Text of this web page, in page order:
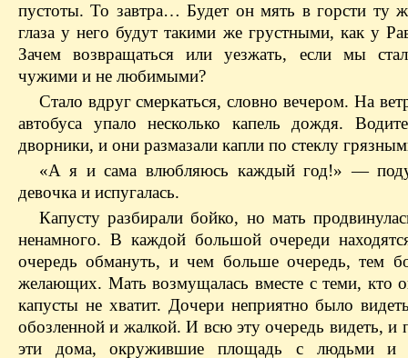
пустоты. То завтра… Будет он мять в горсти ту
глаза у него будут такими же грустными, как у
Зачем возвращаться или уезжать, если мы
чужими и не любимыми?
Стало вдруг смеркаться, словно вечером. На
автобуса упало несколько капель дождя.
дворники, и они размазали капли по стеклу
«А я и сама влюбляюсь каждый год!» —
девочка и испугалась.
Капусту разбирали бойко, но мать
ненамного. В каждой большой очереди
очередь обмануть, и чем больше очередь, тем
желающих. Мать возмущалась вместе с теми, кто
капусты не хватит. Дочери неприятно было
обозленной и жалкой. И всю эту очередь видеть, и
эти дома, окружившие площадь с людьми и